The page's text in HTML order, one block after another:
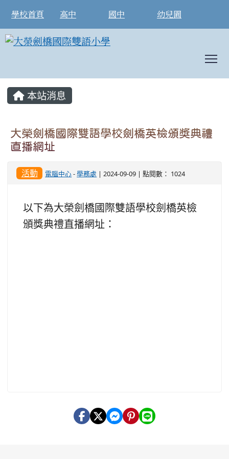
學校首頁 高中 國中 幼兒園
本站消息
大榮劍橋國際雙語學校劍橋英檢頒獎典禮
直播網址
活動 電腦中心-學務處 | 2024-09-09 | 點閱數： 1024
以下為大榮劍橋國際雙語學校劍橋英檢
頒獎典禮直播網址：